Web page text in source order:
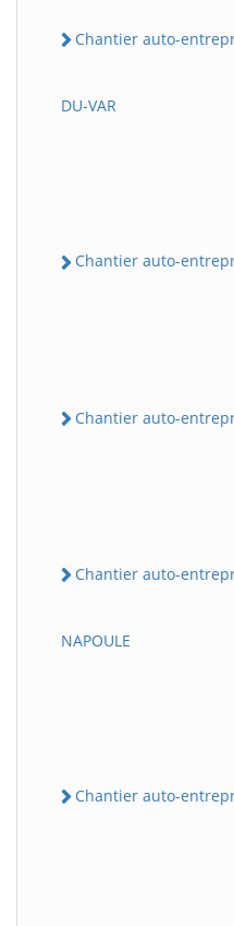
Chantier auto-
DU-VAR
Chantier auto-
Chantier auto-
Chantier auto-
NAPOULE
Chantier auto-